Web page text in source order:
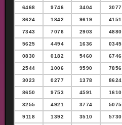
6468 9746 3404 3077
8624 1842 9619 4151
7343 7076 2903 4880
5625 4494 1636 0345
0830 0182 5460 6746
2544 1006 9590 7856
3023 0277 1378 8624
8650 9753 4591 1610
3255 4921 3774 5075
9118 1392 3510 5730